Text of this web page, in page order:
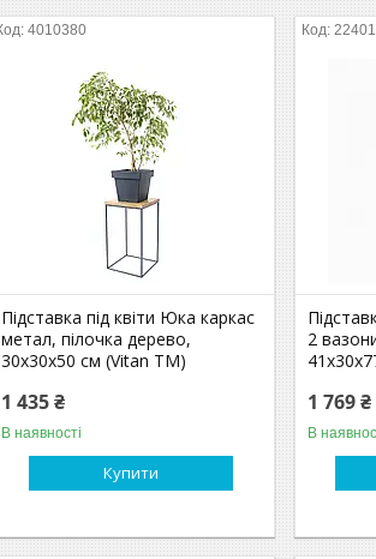
4010380
Підставка під квіти Юка каркас
метал, пілочка дерево,
30х30х50 см (Vitan ТМ)
1 435 ₴
В наявності
Купити
2
1 769 ₴
В